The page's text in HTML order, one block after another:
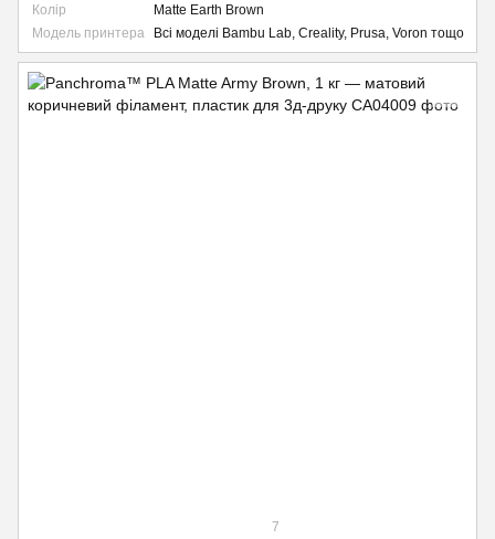
Колір
Matte Earth Brown
Модель принтера
Всі моделі Bambu Lab, Creality, Prusa, Voron тощо
7